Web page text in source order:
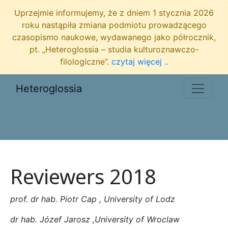
Uprzejmie informujemy, że z dniem 1 stycznia 2026
roku nastąpiła zmiana podmiotu prowadzącego
czasopismo naukowe, wydawanego jako półrocznik,
pt. „Heteroglossia – studia kulturoznawczo-
filologiczne”. czytaj więcej ..
Heteroglossia
Reviewers 2018
prof. dr hab. Piotr Cap , University of Lodz
dr hab. Józef Jarosz ,University of Wroclaw